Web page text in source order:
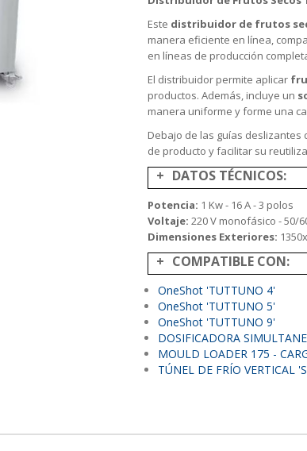
Este distribuidor de frutos
manera eficiente en línea,
en líneas de producción
El distribuidor permite aplicar
productos. Además, incluye un
manera uniforme y forme una
Debajo de las guías deslizantes
de producto y facilitar su
DATOS TÉCNICOS:
Potencia: 1 Kw - 16 A - 3 polos
Voltaje: 220 V monofásico - 50/
Dimensiones Exteriores:
COMPATIBLE CON:
OneShot 'TUTTUNO 4'
OneShot 'TUTTUNO 5'
OneShot 'TUTTUNO 9'
DOSIFICADORA
MOULD LOADER 175 -
TÚNEL DE FRÍO VERTICAL